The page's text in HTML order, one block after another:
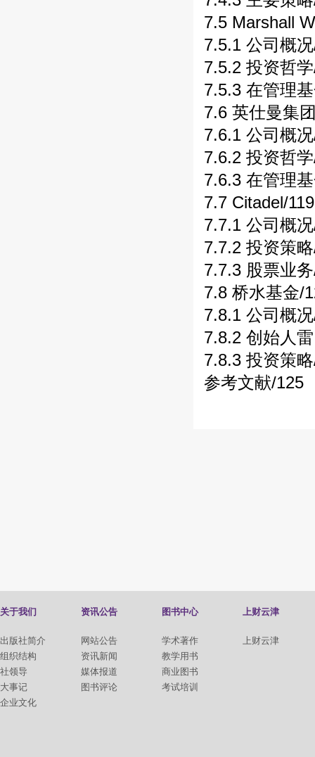
7.5 Marshall
7.5.1 公司概
7.5.2 投资哲
7.5.3 在管理
7.6 英仕曼集
7.6.1 公司概
7.6.2 投资哲
7.6.3 在管理
7.7 Citadel/
7.7.1 公司概
7.7.2 投资策
7.7.3 股票业
7.8 桥水基金/
7.8.1 公司概
7.8.2 创始人
7.8.3 投资策
参考文献/125
关于我们
出版社简介
组织结构
社领导
大事记
企业文化
资讯公告
网站公告
资讯新闻
媒体报道
图书评论
图书中心
学术著作
教学用书
商业图书
考试培训
上财云津
上财云津